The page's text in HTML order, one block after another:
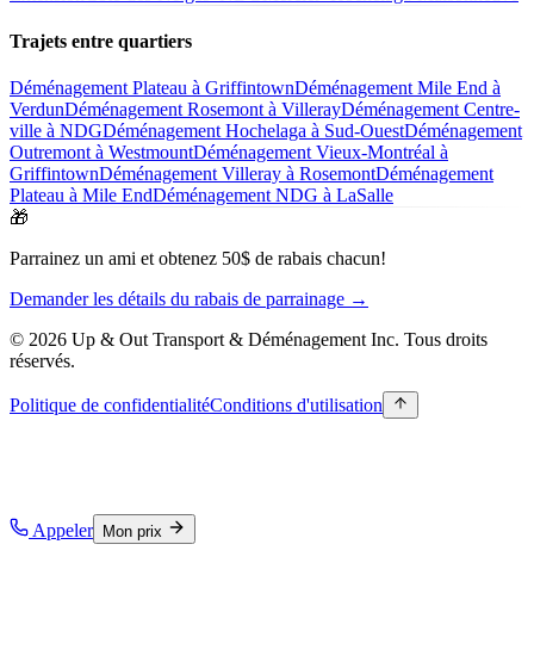
Trajets entre quartiers
Déménagement Plateau à GriffintownDéménagement Mile End à
VerdunDéménagement Rosemont à VillerayDéménagement Centre-
ville à NDGDéménagement Hochelaga à Sud-OuestDéménagement
Outremont à WestmountDéménagement Vieux-Montréal à
GriffintownDéménagement Villeray à RosemontDéménagement
Plateau à Mile EndDéménagement NDG à LaSalle
🎁
Parrainez un ami et obtenez 50$ de rabais chacun!
Demander les détails du rabais de parrainage →
© 2026 Up & Out Transport & Déménagement Inc. Tous droits
réservés.
Politique de confidentialitéConditions d'utilisation
Appeler Mon prix